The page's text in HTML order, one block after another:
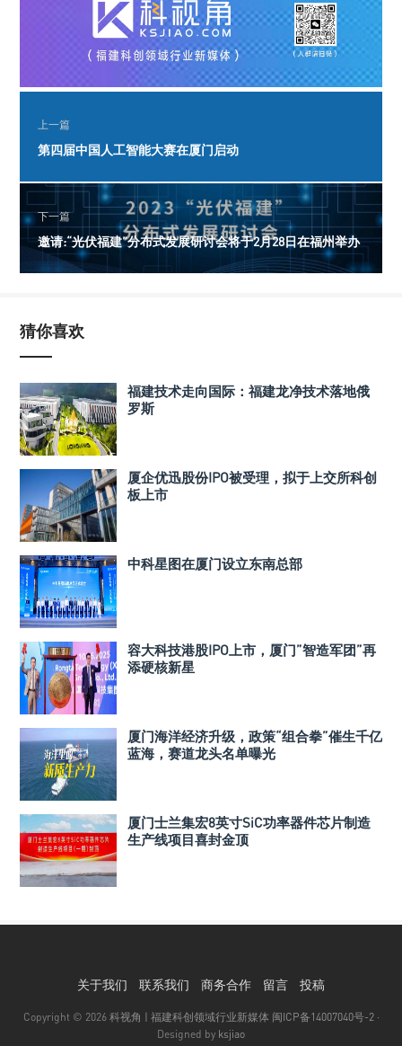
上一篇
第四届中国人工智能大赛在厦门启动
下一篇
邀请:“光伏福建”分布式发展研讨会将于2月28日在福州举办
猜你喜欢
福建技术走向国际：福建龙净技术落地俄
罗斯
厦企优迅股份IPO被受理，拟于上交所科创
板上市
中科星图在厦门设立东南总部
容大科技港股IPO上市，厦门”智造军团”再
添硬核新星
厦门海洋经济升级，政策“组合拳”催生千亿
蓝海，赛道龙头名单曝光
厦门士兰集宏8英寸SiC功率器件芯片制造
生产线项目喜封金顶
关于我们 联系我们 商务合作 留言 投稿
Copyright © 2026 科视角 | 福建科创领域行业新媒体 闽ICP备14007040号-2·
Designed by ksjiao